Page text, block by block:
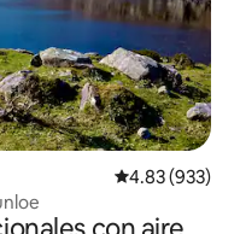
Calificación
4.83 (933)